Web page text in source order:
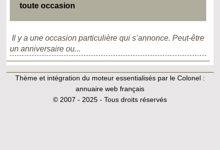
toute occasion
Il y a une occasion particulière qui s’annonce. Peut-être
un anniversaire ou...
Thème et intégration du moteur essentialisés par le Colonel :
annuaire web français
© 2007 - 2025 - Tous droits réservés